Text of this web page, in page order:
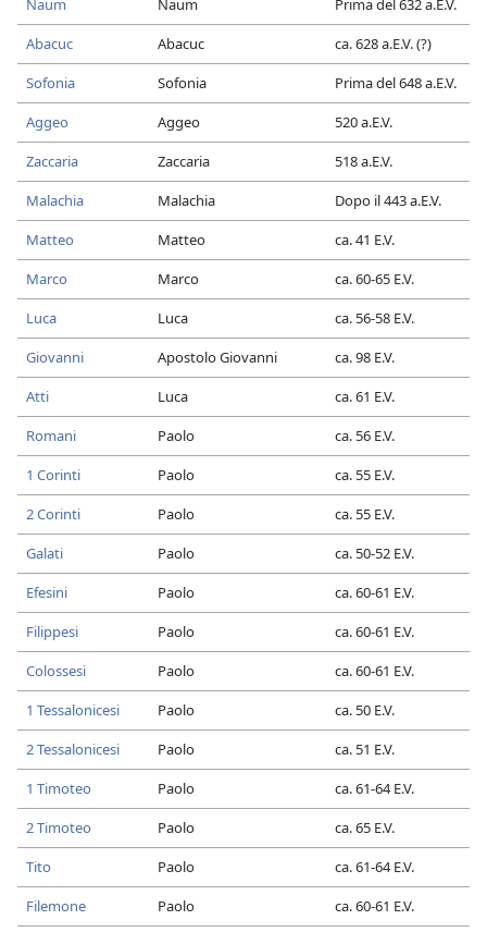
Naum
Naum
Prima del 632 a.E.V.
Abacuc
Abacuc
ca. 628 a.E.V. (?)
Sofonia
Sofonia
Prima del 648 a.E.V.
Aggeo
Aggeo
520 a.E.V.
Zaccaria
Zaccaria
518 a.E.V.
Malachia
Malachia
Dopo il 443 a.E.V.
Matteo
Matteo
ca. 41 E.V.
Marco
Marco
ca. 60-65 E.V.
Luca
Luca
ca. 56-58 E.V.
Giovanni
Apostolo Giovanni
ca. 98 E.V.
Atti
Luca
ca. 61 E.V.
Romani
Paolo
ca. 56 E.V.
1 Corinti
Paolo
ca. 55 E.V.
2 Corinti
Paolo
ca. 55 E.V.
Galati
Paolo
ca. 50-52 E.V.
Efesini
Paolo
ca. 60-61 E.V.
Filippesi
Paolo
ca. 60-61 E.V.
Colossesi
Paolo
ca. 60-61 E.V.
1 Tessalonicesi
Paolo
ca. 50 E.V.
2 Tessalonicesi
Paolo
ca. 51 E.V.
1 Timoteo
Paolo
ca. 61-64 E.V.
2 Timoteo
Paolo
ca. 65 E.V.
Tito
Paolo
ca. 61-64 E.V.
Filemone
Paolo ca. 60-61 E.V.